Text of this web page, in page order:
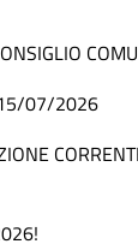
07/2026